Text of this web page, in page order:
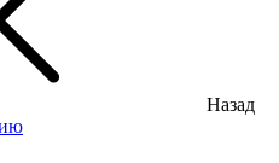
Назад